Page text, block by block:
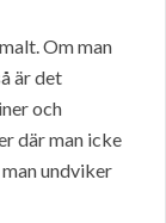
Om man
är det
och
där man icke
undviker